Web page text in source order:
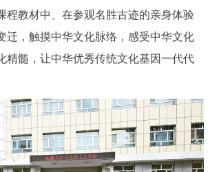
程教材中、在参观名胜古迹的亲身体验
迁，触摸中华文化脉络，感受中华文化
精髓，让中华优秀传统文化基因一代代